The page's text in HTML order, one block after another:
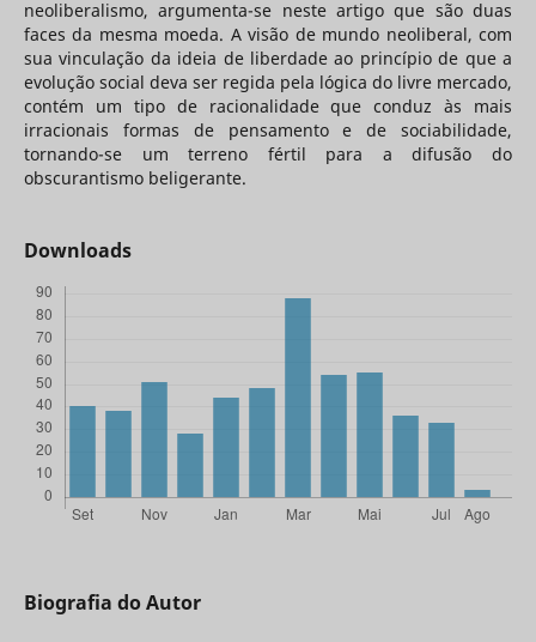
neoliberalismo, argumenta-se neste artigo que são duas
faces da mesma moeda. A visão de mundo neoliberal, com
sua vinculação da ideia de liberdade ao princípio de que a
evolução social deva ser regida pela lógica do livre mercado,
contém um tipo de racionalidade que conduz às mais
irracionais formas de pensamento e de sociabilidade,
tornando-se um terreno fértil para a difusão do
obscurantismo beligerante.
Downloads
Biografia do Autor